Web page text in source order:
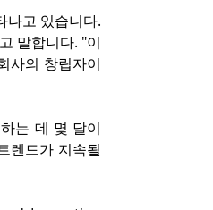
나고 있습니다.
말합니다. "이
사의 창립자이
는 데 몇 달이
렌드가 지속될